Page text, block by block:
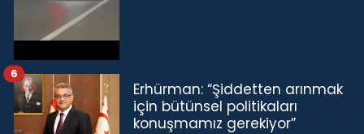
Erhürman: “Şiddetten arınmak
için bütünsel politikaları
konuşmamız gerekiyor”
6